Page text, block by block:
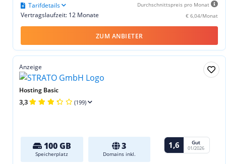
Durchschnittspreis pro Monat
€ 6,04/Monat
Vertragslaufzeit: 12 Monate
Tarifdetails
ZUM ANBIETER
Anzeige
Hosting Basic
3,3 (199)
100 GB
Speicherplatz
3
Domains inkl.
1,6 Gut
01/2026